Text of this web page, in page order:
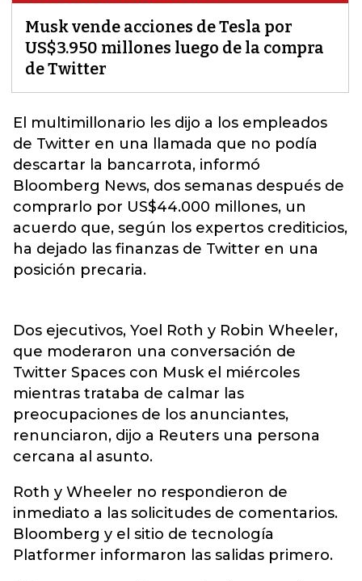
Musk vende acciones de Tesla por
US$3.950 millones luego de la compra
de Twitter
El multimillonario les dijo a los empleados
de Twitter en una llamada que no podía
descartar la bancarrota, informó
Bloomberg News, dos semanas después de
comprarlo por US$44.000 millones, un
acuerdo que, según los expertos crediticios,
ha dejado las finanzas de Twitter en una
posición precaria.
Dos ejecutivos, Yoel Roth y Robin Wheeler,
que moderaron una conversación de
Twitter Spaces con Musk el miércoles
mientras trataba de calmar las
preocupaciones de los anunciantes,
renunciaron, dijo a Reuters una persona
cercana al asunto.
Roth y Wheeler no respondieron de
inmediato a las solicitudes de comentarios.
Bloomberg y el sitio de tecnología
Platformer informaron las salidas primero.